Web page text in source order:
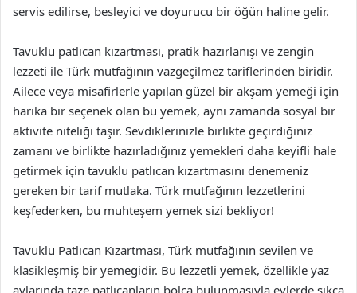
servis edilirse, besleyici ve doyurucu bir öğün haline gelir.
Tavuklu patlıcan kızartması, pratik hazırlanışı ve zengin
lezzeti ile Türk mutfağının vazgeçilmez tariflerinden biridir.
Ailece veya misafirlerle yapılan güzel bir akşam yemeği için
harika bir seçenek olan bu yemek, aynı zamanda sosyal bir
aktivite niteliği taşır. Sevdiklerinizle birlikte geçirdiğiniz
zamanı ve birlikte hazırladığınız yemekleri daha keyifli hale
getirmek için tavuklu patlıcan kızartmasını denemeniz
gereken bir tarif mutlaka. Türk mutfağının lezzetlerini
keşfederken, bu muhteşem yemek sizi bekliyor!
Tavuklu Patlıcan Kızartması, Türk mutfağının sevilen ve
klasikleşmiş bir yemegidir. Bu lezzetli yemek, özellikle yaz
aylarında taze patlıcanların bolca bulunmasıyla evlerde sıkça